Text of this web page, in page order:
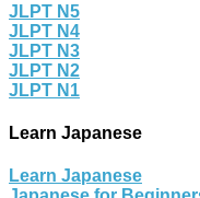
JLPT N5
JLPT N4
JLPT N3
JLPT N2
JLPT N1
Learn Japanese
Learn Japanese